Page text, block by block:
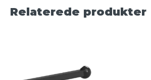
Relaterede produkter